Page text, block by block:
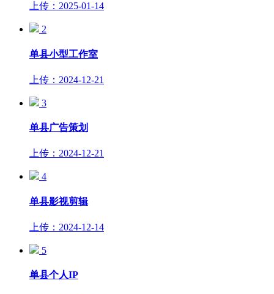
上传：2025-01-14
2
单县小型工作室
上传：2024-12-21
3
单县广告策划
上传：2024-12-21
4
单县影视剪辑
上传：2024-12-14
5
单县个人IP